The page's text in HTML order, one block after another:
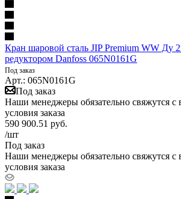
Кран шаровой сталь JIP Premium WW Ду
редуктором Danfoss 065N0161G
Под заказ
Арт.: 065N0161G
Под заказ
Наши менеджеры обязательно свяжутся с
условия заказа
590 900.51 руб.
/шт
Под заказ
Наши менеджеры обязательно свяжутся с
условия заказа